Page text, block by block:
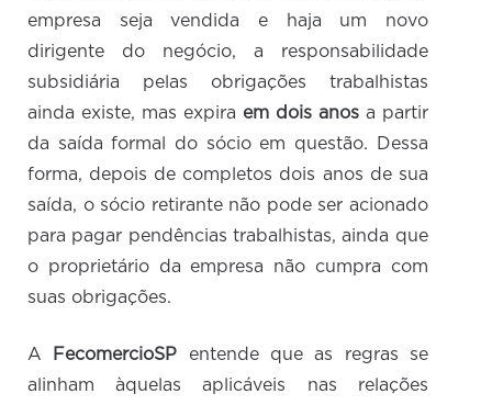
empresa seja vendida e haja um novo
dirigente do negócio, a responsabilidade
subsidiária pelas obrigações trabalhistas
ainda existe, mas expira em dois anosa partir
da saída formal do sócio em questão. Dessa
forma, depois de completos dois anos de sua
saída, o sócio retirante não pode ser acionado
para pagar pendências trabalhistas, ainda que
o proprietário da empresa não cumpra com
suas obrigações.
A FecomercioSP entende que as regras se
alinham àquelas aplicáveis nas relações